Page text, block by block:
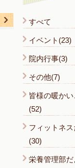
次の記事
すべて
イベント(23)
院内行事(3)
その他(7)
皆様の暖か
(52)
フィットネス
(30)
栄養管理部